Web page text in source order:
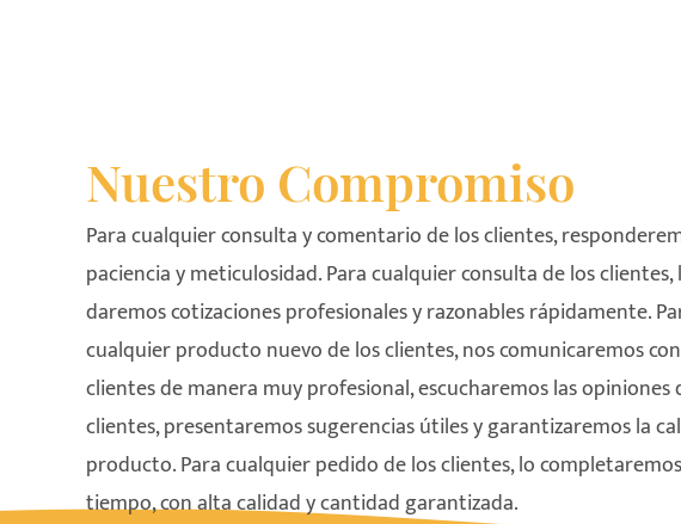
Nuestro Compromiso
Para cualquier consulta y comentario de los clientes,
paciencia y meticulosidad. Para cualquier consulta de los clientes,
daremos cotizaciones profesionales y razonables rápidamente.
cualquier producto nuevo de los clientes, nos comunicaremos
clientes de manera muy profesional, escucharemos las opiniones
clientes, presentaremos sugerencias útiles y garantizaremos la
producto. Para cualquier pedido de los clientes, lo
tiempo, con alta calidad y cantidad garantizada.